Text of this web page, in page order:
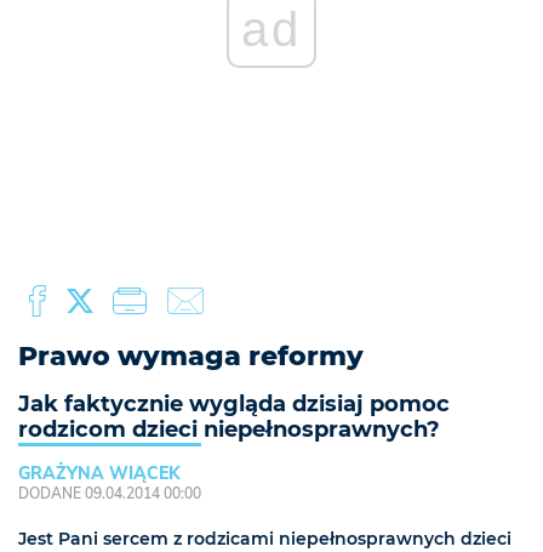
ad
Prawo wymaga reformy
Jak faktycznie wygląda dzisiaj pomoc
rodzicom dzieci niepełnosprawnych?
GRAŻYNA WIĄCEK
DODANE 09.04.2014 00:00
Jest Pani sercem z rodzicami niepełnosprawnych dzieci